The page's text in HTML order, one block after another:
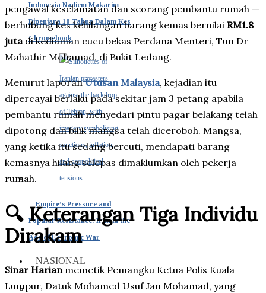
Indonesia Nadiem Makarim
Dipenjara 10 Tahun Dalam Kes
Chromebook
Empire’s Pressure and
Popular Resistance: Iran in the
Age of Economic War
NASIONAL
pengawal keselamatan dan seorang pembantu rumah —
berhubung kes kehilangan barang kemas bernilai RM1.8
jutadi kediaman cucu bekas Perdana Menteri, Tun Dr
Mahathir Mohamad, di Bukit Ledang.
Menurut laporanUtusan Malaysia, kejadian itu
dipercayai berlaku pada sekitar jam 3 petang apabila
pembantu rumah menyedari pintu pagar belakang telah
dipotong dan bilik mangsa telah diceroboh. Mangsa,
yang ketika itu sedang bercuti, mendapati barang
kemasnya hilang selepas dimaklumkan oleh pekerja
rumah.
🔍 Keterangan Tiga Individu
Dirakam
Sinar Harianmemetik Pemangku Ketua Polis Kuala
Lumpur, Datuk Mohamed Usuf Jan Mohamad, yang